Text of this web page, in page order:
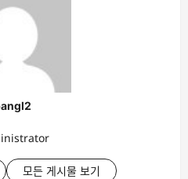
모든 게시물 보기